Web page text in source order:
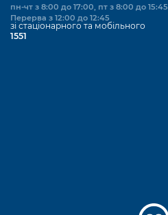
пн-чт з 8:00 до 17:00, пт з 8:00 до 15:45
Перерва з 12:00 до 12:45
зі стаціонарного та мобільного
1551